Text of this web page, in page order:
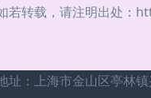
若转载，请注明出处
址：上海市金山区亭林